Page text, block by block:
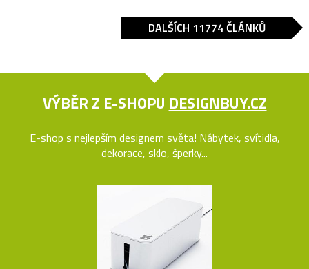
DALŠÍCH 11774 ČLÁNKŮ
VÝBĚR Z E-SHOPU DESIGNBUY.CZ
E-shop s nejlepším designem světa! Nábytek, svítidla,
dekorace, sklo, šperky...